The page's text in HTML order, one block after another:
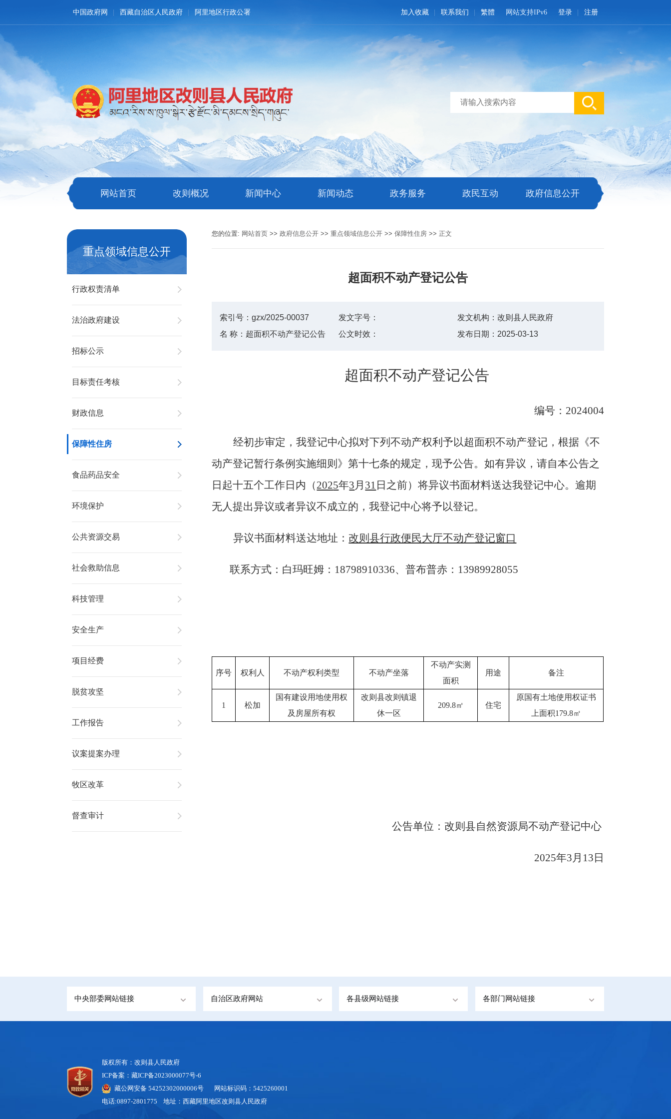
中国政府网 西藏自治区人民政府 阿里地区行政公署 登录 注册
网站支持IPv6
加入收藏 联系我们 繁體
网站首页 改则概况 新闻中心 新闻动态 政务服务 政民互动 政府信息公开
重点领域信息公开
行政权责清单
法治政府建设
招标公示
目标责任考核
财政信息
保障性住房
食品药品安全
环境保护
公共资源交易
社会救助信息
科技管理
安全生产
项目经费
脱贫攻坚
工作报告
议案提案办理
牧区改革
督查审计
您的位置: 网站首页 >>政府信息公开 >>重点领域信息公开 >>保障性住房 >>正文
超面积不动产登记公告
索引号：gzx/2025-00037 发文字号： 发文机构： 改则县人民政府
名 称： 超面积不动产登记公告 公文时效： 发布日期： 2025-03-13
超面积不动产登记公告
编号： 2024004
经初步审定，我登记中心拟对下列不动产权利予以超面积不动产登记，根据《不
动产登记暂行条例实施细则》第十七条的规定，现予公告。如有异议，请自本公告之
日起十五个工作日内（2025年3 月 31 日之前）将异议书面材料送达我登记中心。逾期
无人提出异议或者异议不成立的，我登记中心将予以登记。
异议书面材料送达地址： 改则县行政便民大厅不动产登记窗口
联系方式：白玛旺姆： 18798910336、普布普赤：13989928055
序号 权利人 不动产权利类型 不动产坐落
不动产实测
面积
用途 备注
1 松加
国有建设用地使用权
及房屋所有权
改则县改则镇退
休一区
209.8㎡ 住宅
原国有土地使用权证书
上面积179.8㎡
公告单位：改则县自然资源局不动产登记中心
2025年3 月 13 日
中央部委网站链接 自治区政府网站 各县级网站链接 各部门网站链接
版权所有：改则县人民政府
ICP备案：藏ICP备2023000077号-6
藏公网安备 54252302000006号 网站标识码：5425260001
电话:0897-2801775 地址：西藏阿里地区改则县人民政府